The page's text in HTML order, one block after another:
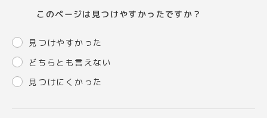
このページは見つけやすかったですか？
見つけやすかった
どちらとも言えない
見つけにくかった